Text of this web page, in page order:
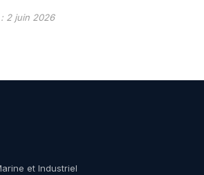
2 juin 2026
et Industriel